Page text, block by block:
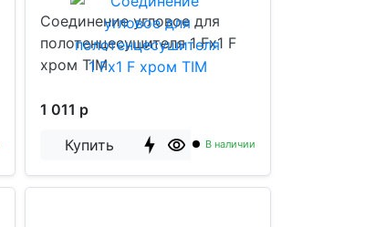
Соединение угловое для
полотенцесушителя 1 Fx1 F
хром TIM
1 011 р
Купить
В наличии